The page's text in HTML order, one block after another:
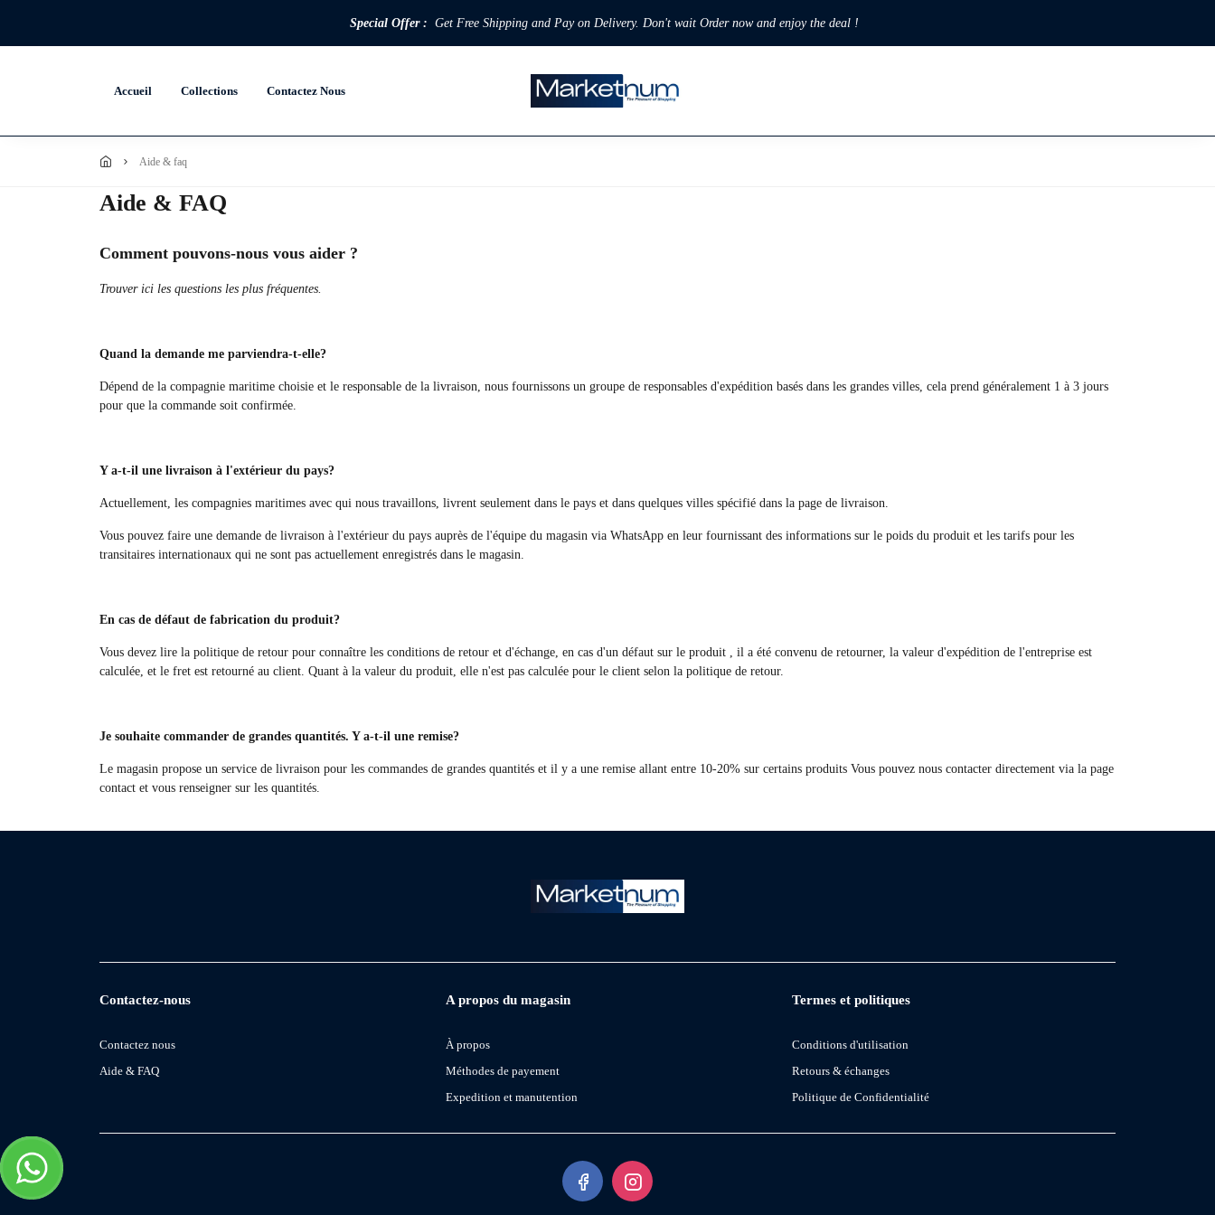
Special Offer : Get Free Shipping and Pay on Delivery. Don't wait Order now and enjoy the deal !
Accueil Collections Contactez Nous
aide & faq
Aide & FAQ
Comment pouvons-nous vous aider ?
Trouver ici les questions les plus fréquentes.
Quand la demande me parviendra-t-elle?
Dépend de la compagnie maritime choisie et le responsable de la livraison, nous fournissons un groupe de responsables d'expédition basés dans les grandes villes, cela prend généralement 1 à 3 jours
pour que la commande soit confirmée.
Y a-t-il une livraison à l'extérieur du pays?
Actuellement, les compagnies maritimes avec qui nous travaillons, livrent seulement dans le pays et dans quelques villes spécifié dans la page de livraison.
Vous pouvez faire une demande de livraison à l'extérieur du pays auprès de l'équipe du magasin via WhatsApp en leur fournissant des informations sur le poids du produit et les tarifs pour les
transitaires internationaux qui ne sont pas actuellement enregistrés dans le magasin.
En cas de défaut de fabrication du produit?
Vous devez lire la politique de retour pour connaître les conditions de retour et d'échange, en cas d'un défaut sur le produit , il a été convenu de retourner, la valeur d'expédition de l'entreprise est
calculée, et le fret est retourné au client. Quant à la valeur du produit, elle n'est pas calculée pour le client selon la politique de retour.
Je souhaite commander de grandes quantités. Y a-t-il une remise?
Le magasin propose un service de livraison pour les commandes de grandes quantités et il y a une remise allant entre 10-20% sur certains produits Vous pouvez nous contacter directement via la page
contact et vous renseigner sur les quantités.
Contactez-nous
Contactez nous
Aide & FAQ
A propos du magasin
À propos
Méthodes de payement
Expedition et manutention
Termes et politiques
Conditions d'utilisation
Retours & échanges
Politique de Confidentialité